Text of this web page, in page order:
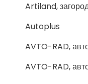
Artiland,
Autoplus
AVTO-RAD,
AVTO-RAD,